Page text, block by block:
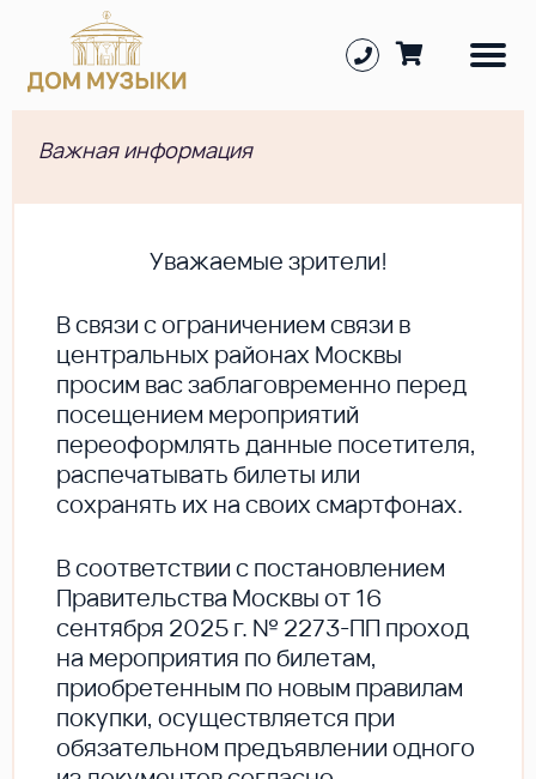
Важная информация
Уважаемые зрители!
В cвязи с ограничением связи в
центральных районах Москвы
просим вас заблаговременно перед
посещением мероприятий
переоформлять данные посетителя,
распечатывать билеты или
сохранять их на своих смартфонах.
В соответствии с постановлением
Правительства Москвы от 16
сентября 2025 г. № 2273-ПП проход
на мероприятия по билетам,
приобретенным по новым правилам
покупки, осуществляется при
обязательном предъявлении одного